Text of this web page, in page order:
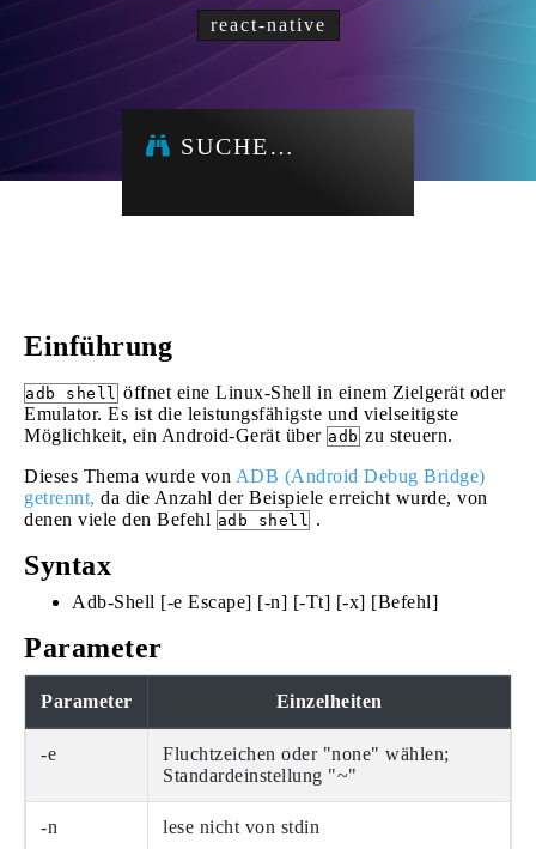
react-native
SUCHE…
Einführung
adb shell öffnet eine Linux-Shell in einem Zielgerät oder
Emulator. Es ist die leistungsfähigste und vielseitigste
Möglichkeit, ein Android-Gerät über adb zu steuern.
Dieses Thema wurde von ADB (Android Debug Bridge)
getrennt, da die Anzahl der Beispiele erreicht wurde, von
denen viele den Befehl adb shell .
Syntax
Adb-Shell [-e Escape] [-n] [-Tt] [-x] [Befehl]
Parameter
Parameter Einzelheiten
-e
Fluchtzeichen oder "none" wählen;
Standardeinstellung "~"
-n lese nicht von stdin